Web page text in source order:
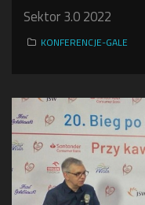
Sektor 3.0 2022
KONFERENCJE-GALE